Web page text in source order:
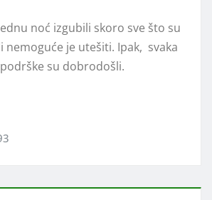
noć izgubili skoro sve što su
nemoguće je utešiti. Ipak, svaka
su dobrodošli.